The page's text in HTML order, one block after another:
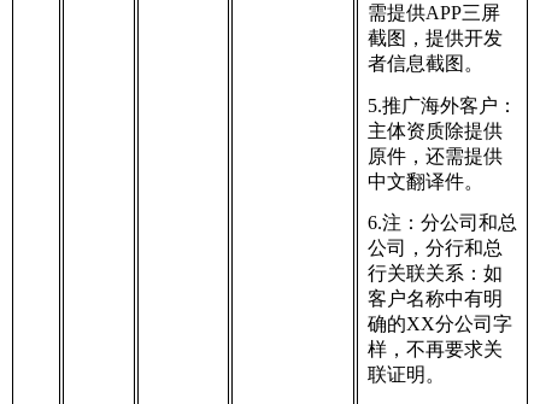
需提供APP三屏
截图，提供开发
者信息截图。
5.推广海外客户：
主体资质除提供
原件，还需提供
中文翻译件。
6.注：分公司和总
公司，分行和总
行关联关系：如
客户名称中有明
确的XX分公司字
样，不再要求关
联证明。